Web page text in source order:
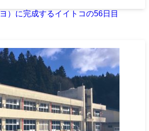
）に完成するイイトコの56日目